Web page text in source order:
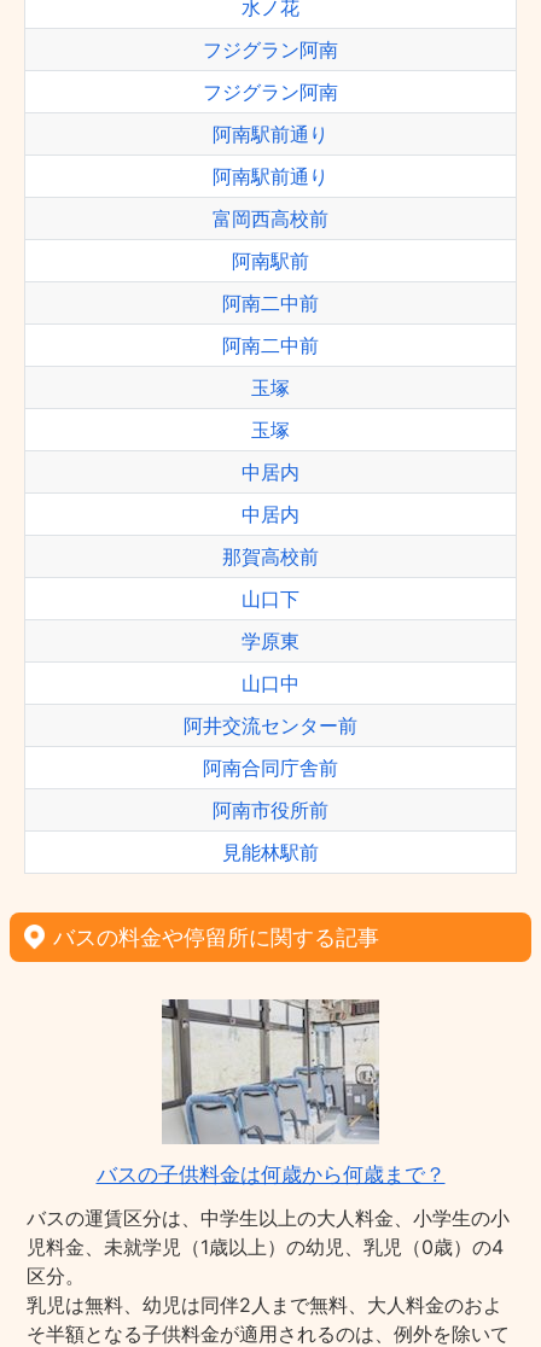
水ノ花
フジグラン阿南
フジグラン阿南
阿南駅前通り
阿南駅前通り
富岡西高校前
阿南駅前
阿南二中前
阿南二中前
玉塚
玉塚
中居内
中居内
那賀高校前
山口下
学原東
山口中
阿井交流センター前
阿南合同庁舎前
阿南市役所前
見能林駅前
バスの料金や停留所に関する記事
バスの子供料金は何歳から何歳まで？
バスの運賃区分は、中学生以上の大人料金、小学生の小
児料金、未就学児（1歳以上）の幼児、乳児（0歳）の4
区分。
乳児は無料、幼児は同伴2人まで無料、大人料金のおよ
そ半額となる子供料金が適用されるのは、例外を除いて